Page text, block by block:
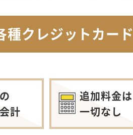
種クレジットカード
計
追加料金は
一切なし